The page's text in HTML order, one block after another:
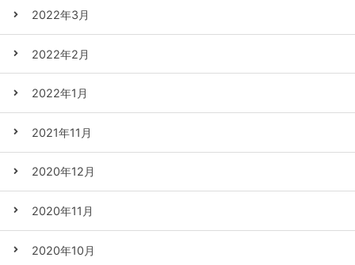
2022年3月
2022年2月
2022年1月
2021年11月
2020年12月
2020年11月
2020年10月